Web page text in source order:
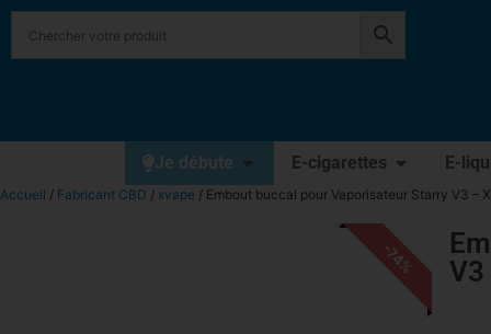
Je débute E-cigarettes E-
Accueil / Fabricant CBD / xvape / Embout buccal pour Vaporisateur Starry V3 –
-74%
V3